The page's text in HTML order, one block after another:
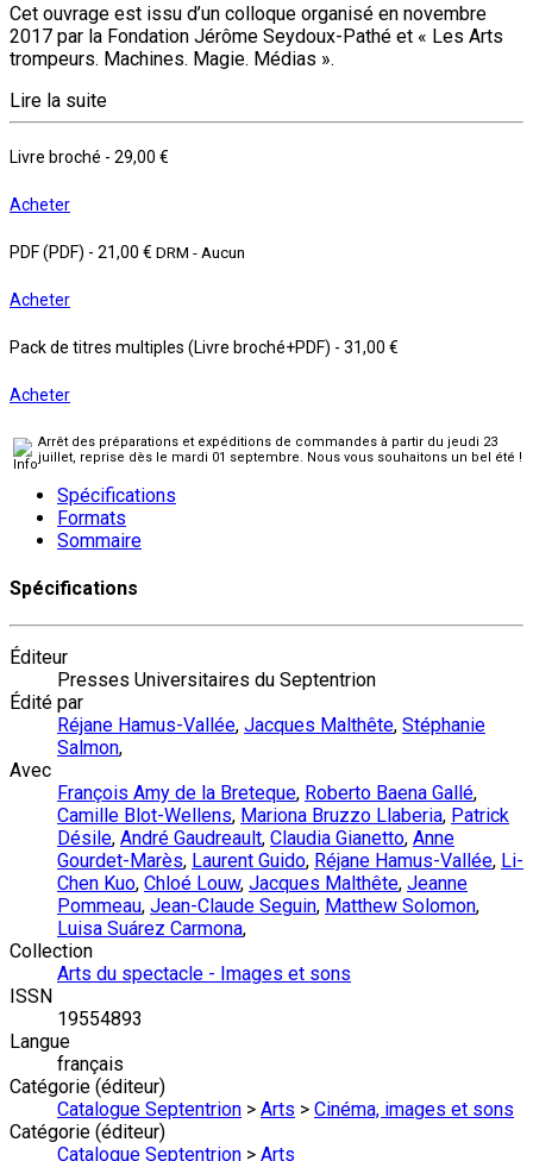
Cet ouvrage est issu d’un colloque organisé en novembre
2017 par la Fondation Jérôme Seydoux-Pathé et « Les Arts
trompeurs. Machines. Magie. Médias ».
Lire la suite
Livre broché - 29,00 €
Acheter
PDF (PDF) - 21,00 € DRM - Aucun
Acheter
Pack de titres multiples (Livre broché+PDF) - 31,00 €
Acheter
Arrêt des préparations et expéditions de commandes à partir du jeudi 23
juillet, reprise dès le mardi 01 septembre. Nous vous souhaitons un bel été !
Spécifications
Formats
Sommaire
Spécifications
Éditeur
Presses Universitaires du Septentrion
Édité par
Réjane Hamus-Vallée, Jacques Malthête, Stéphanie
Salmon,
Avec
François Amy de la Breteque, Roberto Baena Gallé,
Camille Blot-Wellens, Mariona Bruzzo Llaberia, Patrick
Désile, André Gaudreault, Claudia Gianetto, Anne
Gourdet-Marès, Laurent Guido, Réjane Hamus-Vallée, Li-
Chen Kuo, Chloé Louw, Jacques Malthête, Jeanne
Pommeau, Jean-Claude Seguin, Matthew Solomon,
Luisa Suárez Carmona,
Collection
Arts du spectacle - Images et sons
ISSN
19554893
Langue
français
Catégorie (éditeur)
Catalogue Septentrion > Arts > Cinéma, images et sons
Catégorie (éditeur)
Catalogue Septentrion > Arts